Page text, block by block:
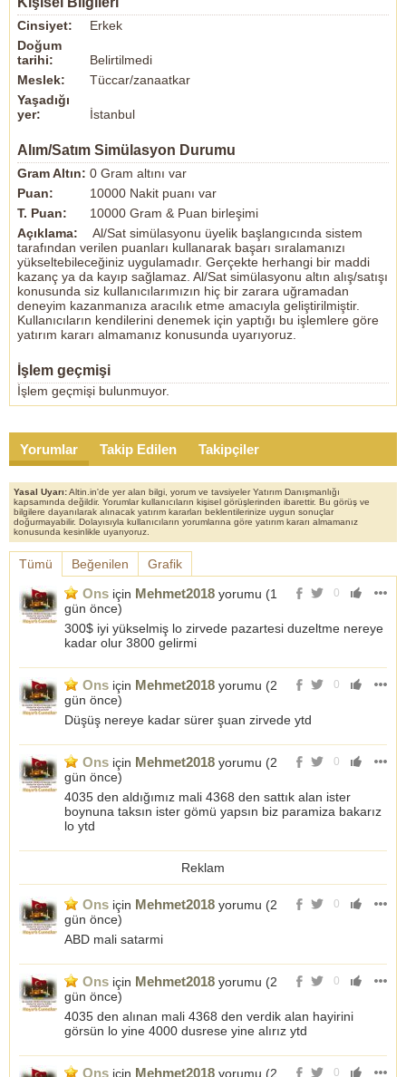
Cinsiyet:
Erkek
Doğum
tarihi:
Belirtilmedi
Meslek:
Tüccar/zanaatkar
Yaşadığı
yer:
İstanbul
Alım/Satım Simülasyon Durumu
Gram Altın: 0 Gram altını var
Puan:
10000 Nakit puanı var
T. Puan:
10000 Gram & Puan birleşimi
Açıklama:
Al/Sat simülasyonu üyelik başlangıcında sistem
tarafından verilen puanları kullanarak başarı sıralamanızı
yükseltebileceğiniz uygulamadır. Gerçekte herhangi bir maddi
kazanç ya da kayıp sağlamaz. Al/Sat simülasyonu altın alış/satışı
konusunda siz kullanıcılarımızın hiç bir zarara uğramadan
deneyim kazanmanıza aracılık etme amacıyla geliştirilmiştir.
Kullanıcıların kendilerini denemek için yaptığı bu işlemlere göre
yatırım kararı almamanız konusunda uyarıyoruz.
İşlem geçmişi
İşlem geçmişi bulunmuyor.
Yorumlar Takip Edilen Takipçiler
Yasal Uyarı:Altin.in'de yer alan bilgi, yorum ve tavsiyeler Yatırım Danışmanlığı
kapsamında değildir. Yorumlar kullanıcıların kişisel görüşlerinden ibarettir. Bu görüş ve
bilgilere dayanılarak alınacak yatırım kararları beklentilerinize uygun sonuçlar
doğurmayabilir. Dolayısıyla kullanıcıların yorumlarına göre yatırım kararı almamanız
konusunda kesinlikle uyarıyoruz.
Tümü Beğenilen Grafik
0
Ons için Mehmet2018 yorumu (1
gün önce)
300$ iyi yükselmiş lo zirvede pazartesi duzeltme nereye
kadar olur 3800 gelirmi
0
Ons için Mehmet2018 yorumu (2
gün önce)
Düşüş nereye kadar sürer şuan zirvede ytd
0
Ons için Mehmet2018 yorumu (2
gün önce)
4035 den aldığımız mali 4368 den sattık alan ister
boynuna taksın ister gömü yapsın biz paramiza bakarız
lo ytd
Reklam
0
Ons için Mehmet2018 yorumu (2
gün önce)
ABD mali satarmi
0
Ons için Mehmet2018 yorumu (2
gün önce)
4035 den alınan mali 4368 den verdik alan hayirini
görsün lo yine 4000 dusrese yine alırız ytd
0
Ons için Mehmet2018 yorumu (2